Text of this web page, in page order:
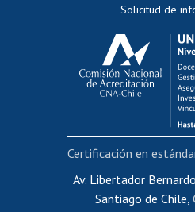
Evaluación
Calificación
Postulación
Cursos internos
Bienestar del
Portal de
Certificado
Certificado de
Solicitud de
Av. Libertador
Santiago de Chile,
Certificación en